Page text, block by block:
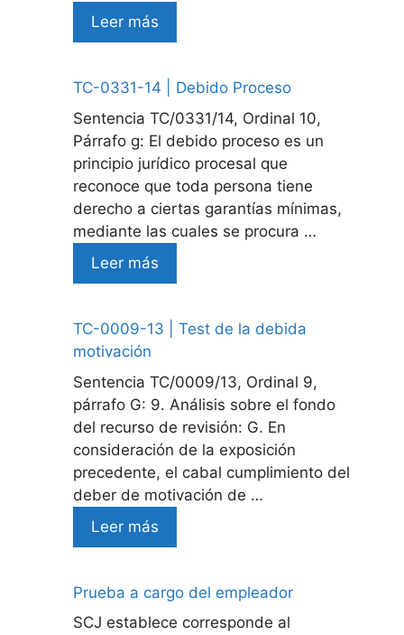
Leer más
TC-0331-14 | Debido Proceso
Sentencia TC/0331/14, Ordinal 10,
Párrafo g: El debido proceso es un
principio jurídico procesal que
reconoce que toda persona tiene
derecho a ciertas garantías mínimas,
mediante las cuales se procura …
Leer más
TC-0009-13 | Test de la debida
motivación
Sentencia TC/0009/13, Ordinal 9,
párrafo G: 9. Análisis sobre el fondo
del recurso de revisión: G. En
consideración de la exposición
precedente, el cabal cumplimiento del
deber de motivación de …
Leer más
Prueba a cargo del empleador
SCJ establece corresponde al